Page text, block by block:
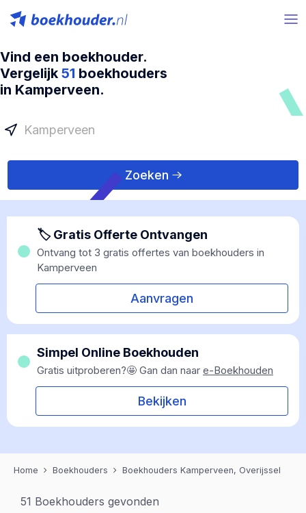
Vind een boekhouder.
Vergelijk 51 boekhouders
in Kamperveen.
Zoeken
🏷 Gratis Offerte Ontvangen
Ontvang tot 3 gratis offertes van boekhouders in
Kamperveen
Aanvragen
Simpel Online Boekhouden
Gratis uitproberen?🤩 Gan dan naar e-Boekhouden
Bekijken
Home Boekhouders Boekhouders Kamperveen, Overijssel
51 Boekhouders gevonden